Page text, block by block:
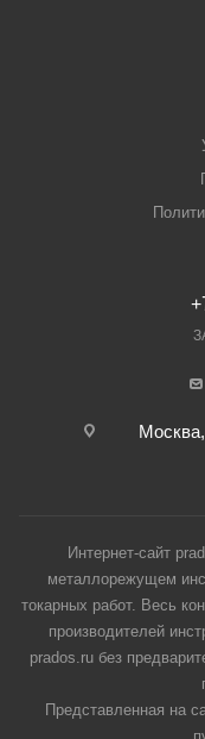
Интернет-сайт
металлорежущем
токарных работ. Весь
производителей
prados.ru без
Представленная на